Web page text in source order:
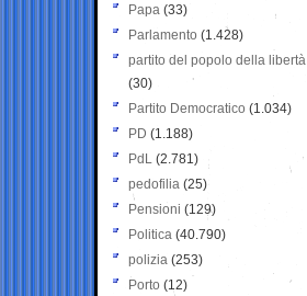
Papa (33)
Parlamento (1.428)
partito del popolo della libertà
(30)
Partito Democratico (1.034)
PD (1.188)
PdL (2.781)
pedofilia (25)
Pensioni (129)
Politica (40.790)
polizia (253)
Porto (12)